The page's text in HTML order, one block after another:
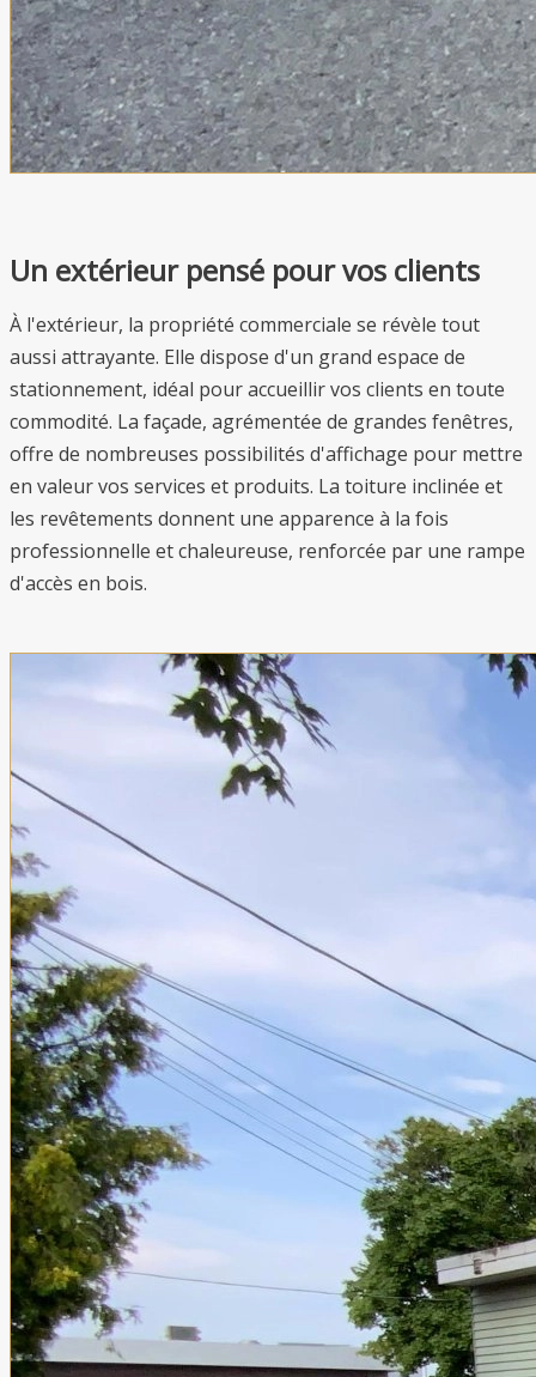
Un extérieur pensé pour vos clients
À l'extérieur, la propriété commerciale se révèle tout
aussi attrayante. Elle dispose d'un grand espace de
stationnement, idéal pour accueillir vos clients en toute
commodité. La façade, agrémentée de grandes fenêtres,
offre de nombreuses possibilités d'affichage pour mettre
en valeur vos services et produits. La toiture inclinée et
les revêtements donnent une apparence à la fois
professionnelle et chaleureuse, renforcée par une rampe
d'accès en bois.